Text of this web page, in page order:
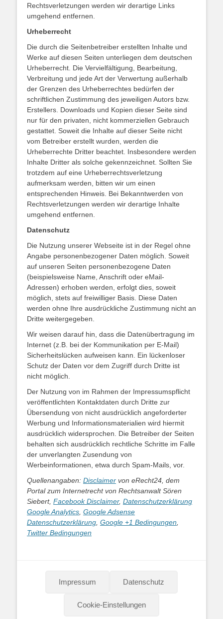
Rechtsverletzungen werden wir derartige Links
umgehend entfernen.
Urheberrecht
Die durch die Seitenbetreiber erstellten Inhalte und
Werke auf diesen Seiten unterliegen dem deutschen
Urheberrecht. Die Vervielfältigung, Bearbeitung,
Verbreitung und jede Art der Verwertung außerhalb
der Grenzen des Urheberrechtes bedürfen der
schriftlichen Zustimmung des jeweiligen Autors bzw.
Erstellers. Downloads und Kopien dieser Seite sind
nur für den privaten, nicht kommerziellen Gebrauch
gestattet. Soweit die Inhalte auf dieser Seite nicht
vom Betreiber erstellt wurden, werden die
Urheberrechte Dritter beachtet. Insbesondere werden
Inhalte Dritter als solche gekennzeichnet. Sollten Sie
trotzdem auf eine Urheberrechtsverletzung
aufmerksam werden, bitten wir um einen
entsprechenden Hinweis. Bei Bekanntwerden von
Rechtsverletzungen werden wir derartige Inhalte
umgehend entfernen.
Datenschutz
Die Nutzung unserer Webseite ist in der Regel ohne
Angabe personenbezogener Daten möglich. Soweit
auf unseren Seiten personenbezogene Daten
(beispielsweise Name, Anschrift oder eMail-
Adressen) erhoben werden, erfolgt dies, soweit
möglich, stets auf freiwilliger Basis. Diese Daten
werden ohne Ihre ausdrückliche Zustimmung nicht an
Dritte weitergegeben.
Wir weisen darauf hin, dass die Datenübertragung im
Internet (z.B. bei der Kommunikation per E-Mail)
Sicherheitslücken aufweisen kann. Ein lückenloser
Schutz der Daten vor dem Zugriff durch Dritte ist
nicht möglich.
Der Nutzung von im Rahmen der Impressumspflicht
veröffentlichten Kontaktdaten durch Dritte zur
Übersendung von nicht ausdrücklich angeforderter
Werbung und Informationsmaterialien wird hiermit
ausdrücklich widersprochen. Die Betreiber der Seiten
behalten sich ausdrücklich rechtliche Schritte im Falle
der unverlangten Zusendung von
Werbeinformationen, etwa durch Spam-Mails, vor.
Quellenangaben: Disclaimer von eRecht24, dem
Portal zum Internetrecht von Rechtsanwalt Sören
Siebert, Facebook Disclaimer, Datenschutzerklärung
Google Analytics, Google Adsense
Datenschutzerklärung, Google +1 Bedingungen,
Twitter Bedingungen
Impressum Datenschutz
Cookie-Einstellungen